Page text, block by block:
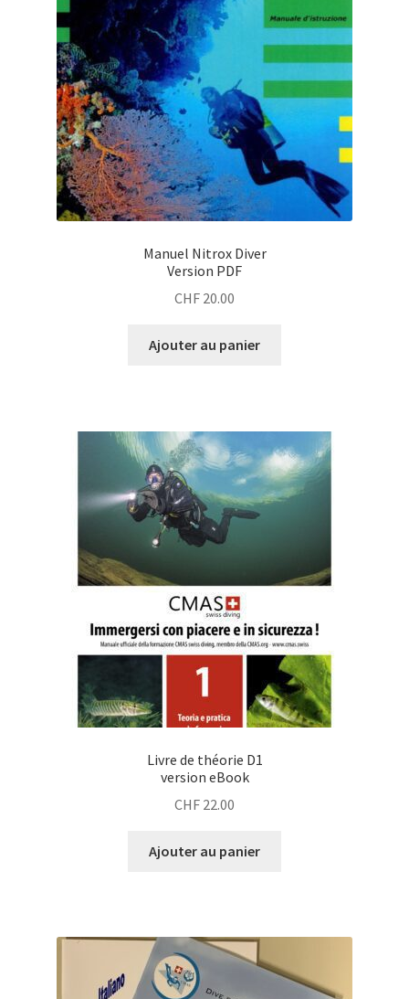
Manuel Nitrox Diver
Version PDF
CHF 20.00
Ajouter au panier
Livre de théorie D1
version eBook
CHF 22.00
Ajouter au panier